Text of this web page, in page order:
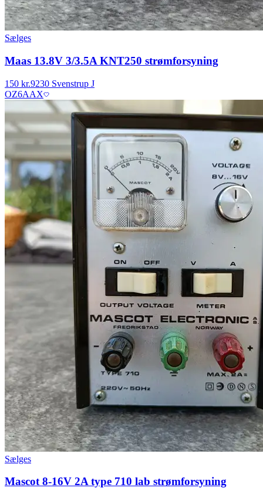
Sælges
Maas 13.8V 3/3.5A KNT250 strømforsyning
150 kr.9230 Svenstrup J
OZ6AAX
Sælges
Mascot 8-16V 2A type 710 lab strømforsyning